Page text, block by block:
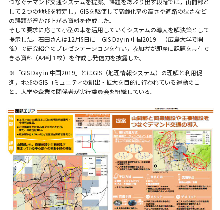
つなぐデマンド交通システムを提案。課題をあぶり出す段階では，山間部と
して２つの地域を特定し，GISを駆使して高齢化率の高さや道路の狭さなど
の課題が浮かび上がる資料を作成した。
そして要求に応じて小型の車を活用していくシステムの導入を解決策として
提示した。石田さんは12月5日に「GIS Day in 中国2019」（広島大学で開
催）で研究紹介のプレゼンテーションを行い，参加者が即座に課題を共有で
きる資料（A4判１枚）を作成し発信力を披露した。
※「GIS Day in 中国2019」とはGIS（地理情報システム）の理解と利用促
進，地域のGISコミュニティの創出・拡大を目的に行われている運動のこ
と。大学や企業の関係者が実行委員会を組織している。